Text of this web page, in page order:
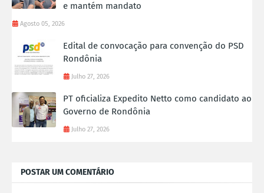
e mantém mandato
Agosto 05, 2026
Edital de convocação para convenção do PSD
Rondônia
Julho 27, 2026
PT oficializa Expedito Netto como candidato ao
Governo de Rondônia
Julho 27, 2026
POSTAR UM COMENTÁRIO